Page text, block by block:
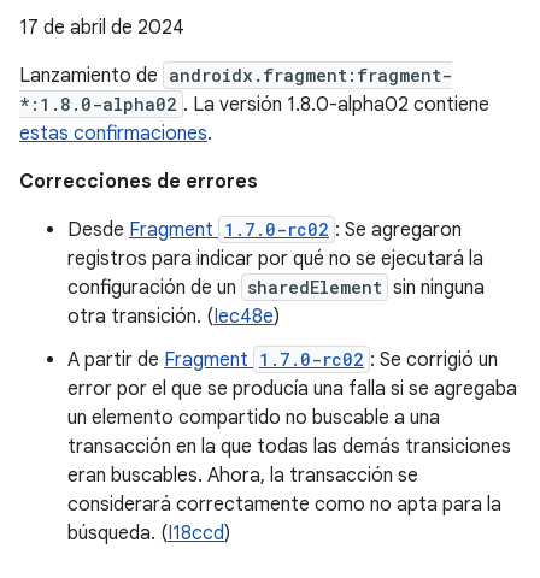
17 de abril de 2024
Lanzamiento de androidx.fragment:fragment-
*:1.8.0-alpha02 . La versión 1.8.0-alpha02 contiene
estas confirmaciones.
Correcciones de errores
Desde Fragment 1.7.0-rc02 : Se agregaron
registros para indicar por qué no se ejecutará la
configuración de un sharedElement sin ninguna
otra transición. (Iec48e)
A partir de Fragment 1.7.0-rc02 : Se corrigió un
error por el que se producía una falla si se agregaba
un elemento compartido no buscable a una
transacción en la que todas las demás transiciones
eran buscables. Ahora, la transacción se
considerará correctamente como no apta para la
búsqueda. (I18ccd)